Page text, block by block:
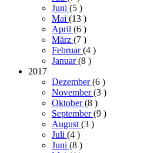
Juni (5 )
Mai (13 )
April (6 )
März (7 )
Februar(4 )
Januar(8 )
2017
Dezember(6 )
November(3 )
Oktober(8 )
September(9 )
August (3 )
Juli (4 )
Juni (8 )